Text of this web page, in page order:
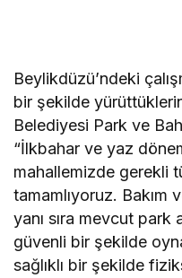
Beylikdüzü’ndeki
bir şekilde
Belediyesi Park ve
“İlkbahar ve yaz
mahallemizde gerekli
tamamlıyoruz. Bakım
yanı sıra mevcut park
güvenli bir şekilde
sağlıklı bir şekilde